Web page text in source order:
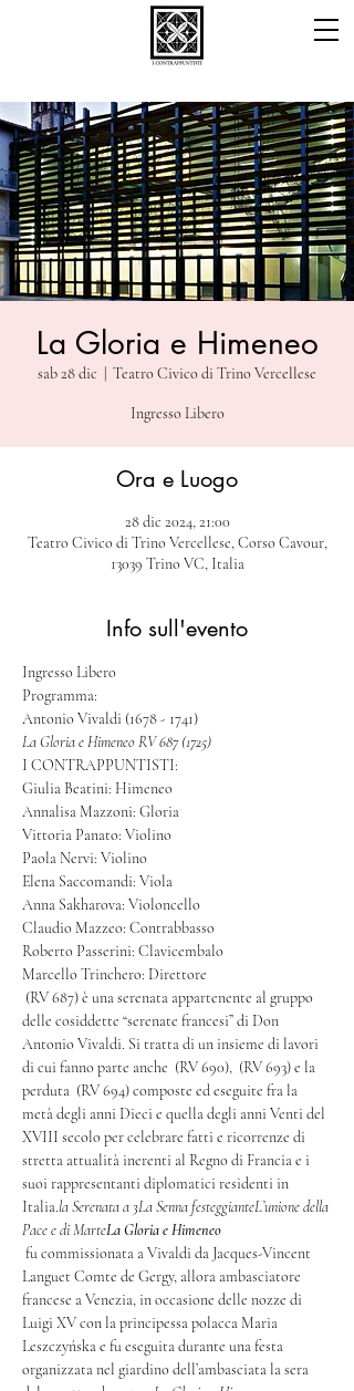
La Gloria e Himeneo
sab 28 dic Teatro Civico di Trino Vercellese
Ingresso Libero
Ora e Luogo
28 dic 2024, 21:00
Teatro Civico di Trino Vercellese, Corso Cavour,
13039 Trino VC, Italia
Info sull'evento
Ingresso Libero
Programma:
Antonio Vivaldi (1678 - 1741)
La Gloria e Himeneo RV 687 (1725)
I CONTRAPPUNTISTI:
Giulia Beatini: Himeneo
Annalisa Mazzoni: Gloria
Vittoria Panato: Violino
Paola Nervi: Violino
Elena Saccomandi: Viola
Anna Sakharova: Violoncello
Claudio Mazzeo: Contrabbasso
Roberto Passerini: Clavicembalo
Marcello Trinchero: Direttore
delle cosiddette “serenate francesi” di Don
Antonio Vivaldi. Si tratta di un insieme di lavori
di cui fanno parte anche (RV 690), (RV 693) e la
perduta (RV 694) composte ed eseguite fra la
metà degli anni Dieci e quella degli anni Venti del
XVIII secolo per celebrare fatti e ricorrenze di
stretta attualità inerenti al Regno di Francia e i
suoi rappresentanti diplomatici residenti in
Italia.la Serenata a 3La Senna festeggianteL’unione della
Pace e di MarteLa Gloria e Himeneo
Languet Comte de Gergy, allora ambasciatore
francese a Venezia, in occasione delle nozze di
Luigi XV con la principessa polacca Maria
Leszczyńska e fu eseguita durante una festa
organizzata nel giardino dell’ambasciata la sera